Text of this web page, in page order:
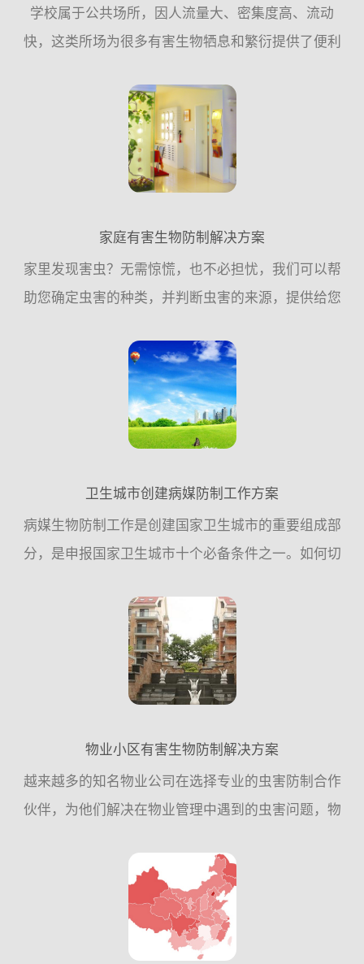
学校属于公共场所，因人流量大、密集度高、流动
快，这类所场为很多有害生物牺息和繁衍提供了便利
应该遵循从源头控制的原则，更多的需要从日常工作
中采取预防措施，尽...
家庭有害生物防制解决方案
家里发现害虫？无需惊慌，也不必担忧，我们可以帮
助您确定虫害的种类，并判断虫害的来源，提供给您
害，交给我们！一、常见的家庭虫害：老鼠、蟑螂、
苍蝇、蚊子是常见...
卫生城市创建病媒防制工作方案
病媒生物防制工作是创建国家卫生城市的重要组成部
分，是申报国家卫生城市十个必备条件之一。如何切
到国家卫生城市标准，具体工作参考指引：一、指导
思想 ：...
物业小区有害生物防制解决方案
越来越多的知名物业公司在选择专业的虫害防制合作
伙伴，为他们解决在物业管理中遇到的虫害问题，物
害防制企业的专业工作，这项投入为他们提高了工作
效率，节约了成本...